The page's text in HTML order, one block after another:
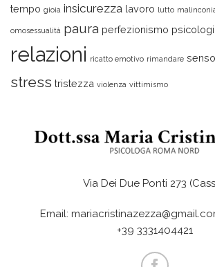
tempo gioia insicurezza lavoro lutto
omosessualità paura perfezionismo
relazioni ricatto emotivo rimandare
stress tristezza violenza vittimismo
Via Dei Due Ponti 273
Email:
+39 3331404421